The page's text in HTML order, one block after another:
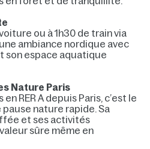
ou à 1h30 de train via
ambiance nordique avec
son espace aquatique
Nature Paris
RER A depuis Paris, c’est le
nature rapide. Sa
et ses activités
sûre même en